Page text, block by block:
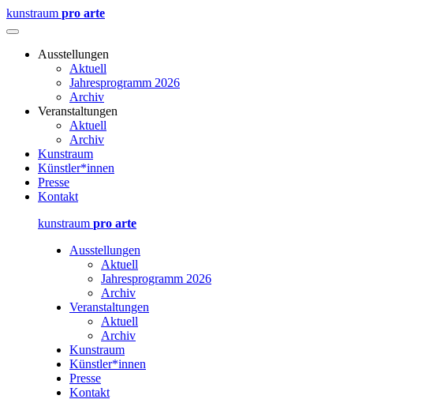
kunstraum pro arte
Ausstellungen
Aktuell
Jahresprogramm 2026
Archiv
Veranstaltungen
Aktuell
Archiv
Kunstraum
Künstler*innen
Presse
Kontakt
kunstraum pro arte
Ausstellungen
Aktuell
Jahresprogramm 2026
Archiv
Veranstaltungen
Aktuell
Archiv
Kunstraum
Künstler*innen
Presse
Kontakt